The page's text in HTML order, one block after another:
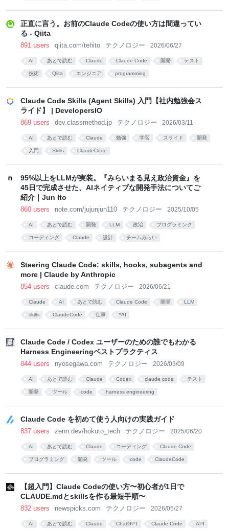
正直に言う。お前のClaude Codeの使い方は間違ってい
る - Qiita
891 users qiita.com/tehito テクノロジー 2026/06/27
AI あとで読む Claude Claude Code 開発 テスト
技術 Qiita エンジニア programming
Claude Code Skills (Agent Skills) 入門【社内勉強会ス
ライド】 | DevelopersIO
869 users dev.classmethod.jp テクノロジー 2026/03/11
AI あとで読む Claude 勉強 学習 スライド 開発
入門 Skills ClaudeCode
95%以上をLLMが実装。『みらいまる見え政治資金』を
45日で完成させた、AIネイティブな開発手法についてご
紹介｜Jun Ito
860 users note.com/jujunjun110 テクノロジー 2025/10/05
AI あとで読む 開発 LLM 政治 プログラミング
コーディング Claude 設計 チームみらい
Steering Claude Code: skills, hooks, subagents and
more | Claude by Anthropic
854 users claude.com テクノロジー 2026/06/21
Claude AI あとで読む Claude Code 開発 LLM
skills ClaudeCode 仕事 *AI
Claude Code / Codex ユーザーのための誰でもわかる
Harness Engineeringベストプラクティス
844 users nyosegawa.com テクノロジー 2026/03/09
AI あとで読む Claude Codex claude code テスト
開発 ツール code harness engineering
Claude Code を初めて使う人向けの実践ガイド
837 users zenn.dev/hokuto_tech テクノロジー 2025/06/20
AI あとで読む Claude コーディング Claude Code
プログラミング 開発 ツール code ClaudeCode
【超入門】Claude Codeの使い方〜初心者が1日で
CLAUDE.mdとskillsを作る最短手順〜
832 users newspicks.com テクノロジー 2026/05/27
AI あとで読む Claude ChatGPT Claude Code API